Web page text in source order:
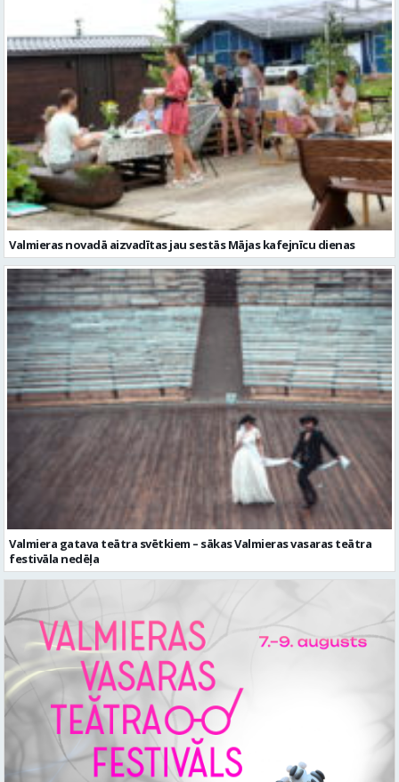
Valmieras novadā aizvadītas jau sestās Mājas kafejnīcu dienas
Valmiera gatava teātra svētkiem – sākas Valmieras vasaras teātra
festivāla nedēļa